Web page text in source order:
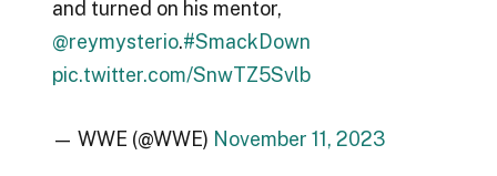
and turned on his mentor,
@reymysterio.#SmackDown
pic.twitter.com/SnwTZ5Svlb
— WWE (@WWE) November 11, 2023